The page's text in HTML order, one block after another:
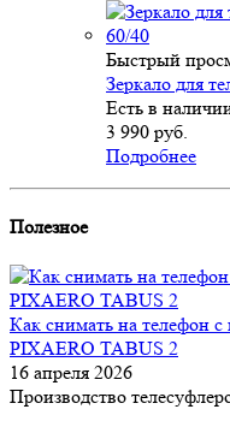
Быстрый
Зеркало для
Есть в
3 990 руб.
Подробнее
Полезное
Как снимать на телефон
PIXAERO TABUS 2
16 апреля 2026
Производство